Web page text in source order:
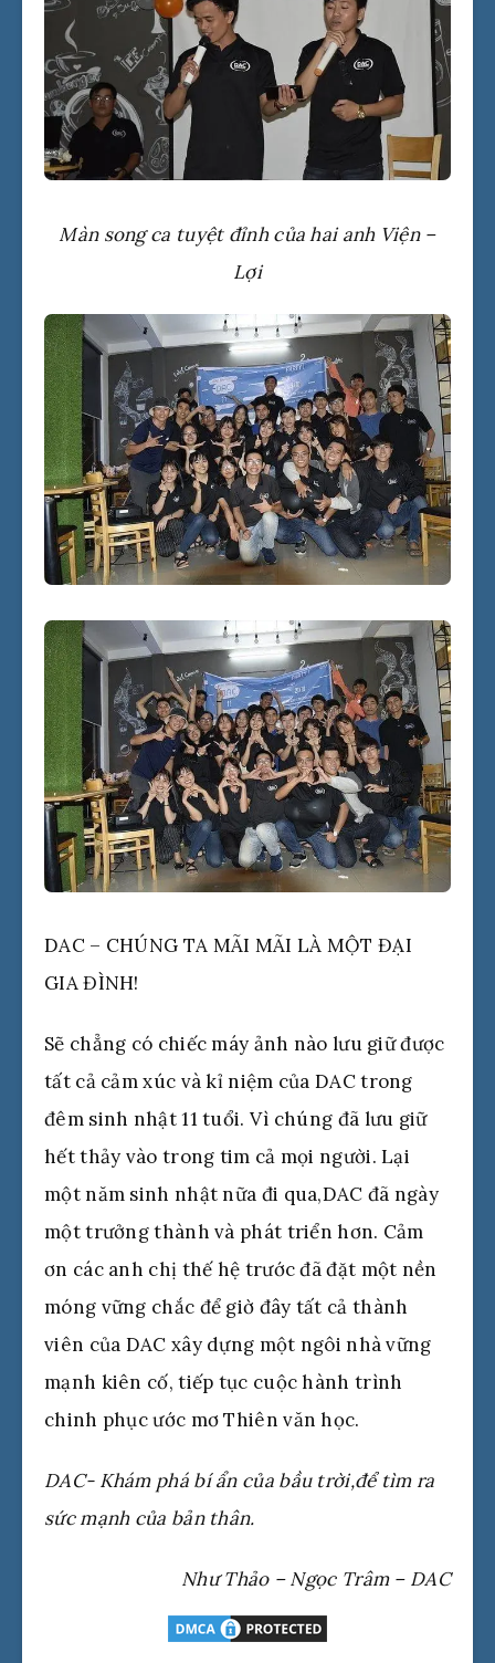
Màn song ca tuyệt đỉnh của hai anh Viện –
Lợi
DAC – CHÚNG TA MÃI MÃI LÀ MỘT ĐẠI
GIA ĐÌNH!
Sẽ chẳng có chiếc máy ảnh nào lưu giữ được
tất cả cảm xúc và kỉ niệm của DAC trong
đêm sinh nhật 11 tuổi. Vì chúng đã lưu giữ
hết thảy vào trong tim cả mọi người. Lại
một năm sinh nhật nữa đi qua,DAC đã ngày
một trưởng thành và phát triển hơn. Cảm
ơn các anh chị thế hệ trước đã đặt một nền
móng vững chắc để giờ đây tất cả thành
viên của DAC xây dựng một ngôi nhà vững
mạnh kiên cố, tiếp tục cuộc hành trình
chinh phục ước mơ Thiên văn học.
DAC- Khám phá bí ẩn của bầu trời,để tìm ra
sức mạnh của bản thân.
Như Thảo – Ngọc Trâm – DAC